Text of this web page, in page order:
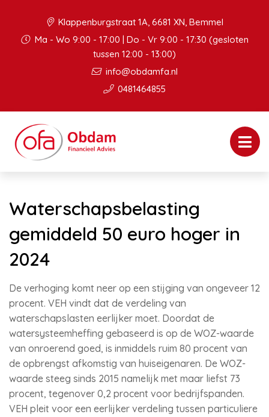
Klappenburgstraat 1A, 6681 XN, Bemmel
Ma - Wo 9:00 - 17:00 | Do - Vr 9:00 - 17:30 (gesloten
tussen 12:00 - 13:00)
info@obdamfa.nl
0481464855
Waterschapsbelasting
gemiddeld 50 euro hoger in
2024
De verhoging komt neer op een stijging van ongeveer 12
procent. VEH vindt dat de verdeling van
waterschapslasten eerlijker moet. Doordat de
watersysteemheffing gebaseerd is op de WOZ-waarde
van onroerend goed, is inmiddels ruim 80 procent van
de opbrengst afkomstig van huiseigenaren. De WOZ-
waarde steeg sinds 2015 namelijk met maar liefst 73
procent, tegenover 0,2 procent voor bedrijfspanden.
VEH pleit voor een eerlijker verdeling tussen particuliere